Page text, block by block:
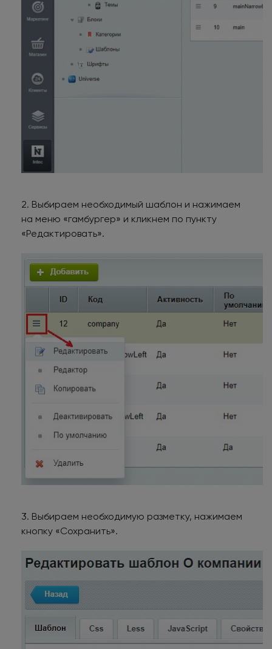
2. Выбираем необходимый шаблон и нажимаем
на меню «гамбургер» и кликнем по пункту
«Редактировать».
3. Выбираем необходимую разметку, нажимаем
кнопку «Сохранить».